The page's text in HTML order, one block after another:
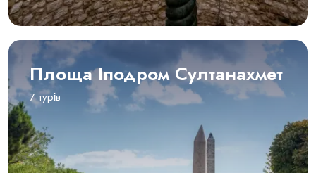
Площа Іподром Султанахмет
7 турів